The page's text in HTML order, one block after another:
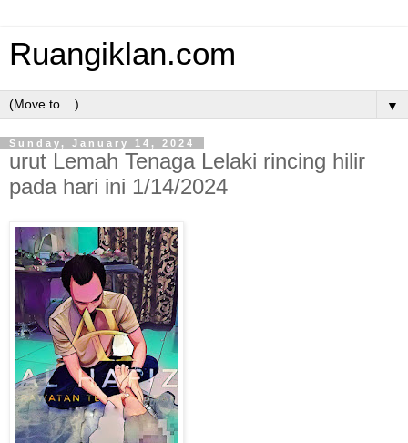
Ruangiklan.com
▼
Sunday, January 14, 2024
urut Lemah Tenaga Lelaki rincing hilir
pada hari ini 1/14/2024